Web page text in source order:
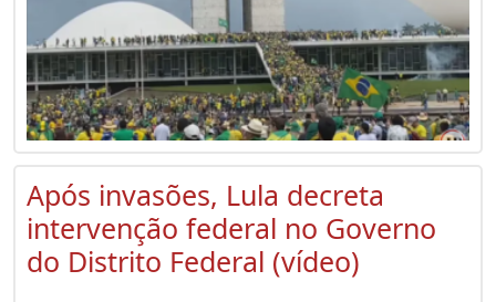
Após invasões, Lula decreta
intervenção federal no Governo
do Distrito Federal (vídeo)